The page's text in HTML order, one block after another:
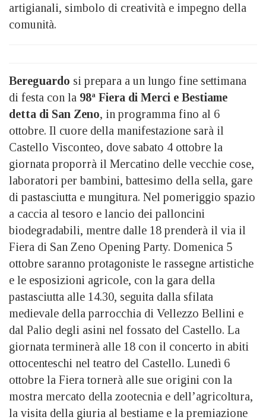
artigianali, simbolo di creatività e impegno della
comunità.
Bereguardo si prepara a un lungo fine settimana
di festa con la 98ª Fiera di Merci e Bestiame
detta di San Zeno, in programma fino al 6
ottobre. Il cuore della manifestazione sarà il
Castello Visconteo, dove sabato 4 ottobre la
giornata proporrà il Mercatino delle vecchie cose,
laboratori per bambini, battesimo della sella, gare
di pastasciutta e mungitura. Nel pomeriggio spazio
a caccia al tesoro e lancio dei palloncini
biodegradabili, mentre dalle 18 prenderà il via il
Fiera di San Zeno Opening Party. Domenica 5
ottobre saranno protagoniste le rassegne artistiche
e le esposizioni agricole, con la gara della
pastasciutta alle 14.30, seguita dalla sfilata
medievale della parrocchia di Vellezzo Bellini e
dal Palio degli asini nel fossato del Castello. La
giornata terminerà alle 18 con il concerto in abiti
ottocenteschi nel teatro del Castello. Lunedì 6
ottobre la Fiera tornerà alle sue origini con la
mostra mercato della zootecnia e dell’agricoltura,
la visita della giuria al bestiame e la premiazione